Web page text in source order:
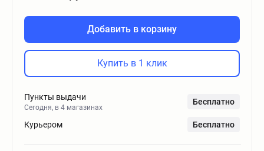
Добавить в корзину
Купить в 1 клик
Пункты выдачи
Сегодня, в 4 магазинах
Бесплатно
Курьером Бесплатно